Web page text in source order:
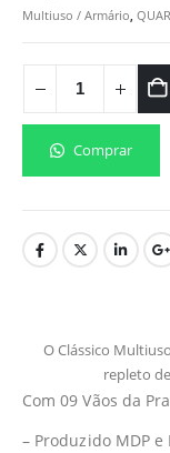
Multiuso / Armário
Comprar
O Clássico
repleto
Com 09 Vãos da
– Produzido MDP e